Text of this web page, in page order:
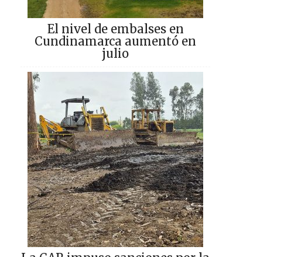
El nivel de embalses en
Cundinamarca aumentó en
julio